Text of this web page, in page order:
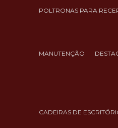
POLTRONAS PARA
MANUTENÇÃO
CADEIRAS DE